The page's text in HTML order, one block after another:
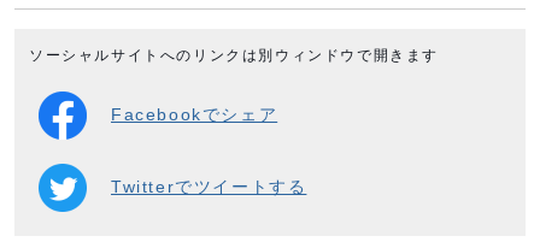
ソーシャルサイトへのリンクは別ウィンドウで開きます
Facebookでシェア
Twitterでツイートする